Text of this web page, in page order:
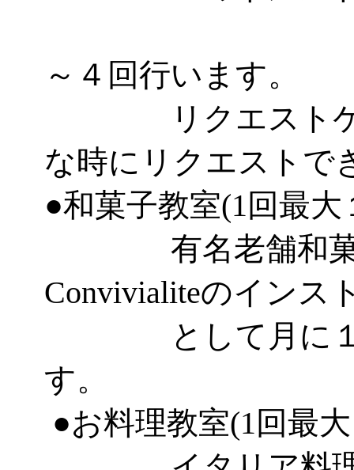
～４回行います。
リクエストケー
な時にリクエストで
●和菓子教室(1回最大
有名老舗和菓子
Convivialiteのインス
として月に１～
す。
●お料理教室(1回最